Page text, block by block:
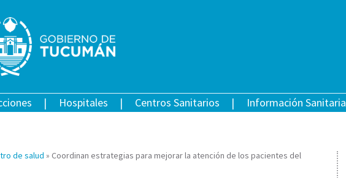
Hospitales Centros Sanitarios Información Sanitaria
de salud » Coordinan estrategias para mejorar la atención de los pacientes del